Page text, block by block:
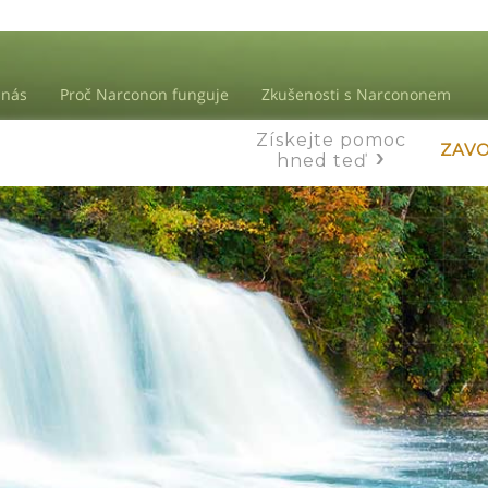
Proč Narconon funguje Zkušenosti s Narcononem
Získejte pomoc
hned teď